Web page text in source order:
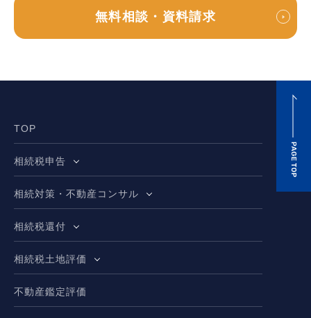
無料相談・資料請求
TOP
相続税申告
相続対策・不動産コンサル
相続税還付
相続税土地評価
不動産鑑定評価